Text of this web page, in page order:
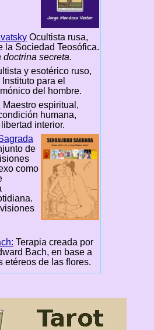
Ocultista rusa,
la Sociedad Teosófica.
doctrina secreta.
y esotérico ruso,
para el
del hombre.
Maestro espiritual,
humana,
interior.
de
como
Terapia creada por
Bach, en base a
etéreos de las flores.